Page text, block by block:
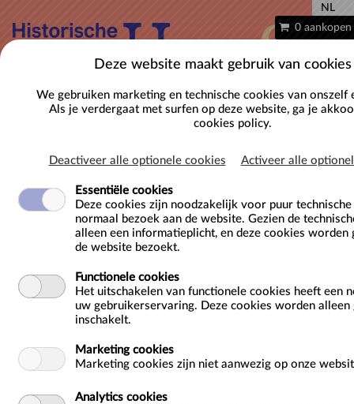
NL
0 aankopen
Bezoek het Gravensteen (incl. audiogids)
Gravensteen
Sint-Veerleplein 11
9000 Gent
Deze website maakt gebruik van cookies
We gebruiken marketing en technische cookies van onszelf
Als je verdergaat met surfen op deze website, ga je
cookies policy.
Deactiveer alle optionele cookies Activeer alle
Essentiële cookies
Deze cookies zijn noodzakelijk voor puur
normaal bezoek aan de website. Gezien de
alleen een informatieplicht, en deze cookies worden
de website bezoekt.
Functionele cookies
Het uitschakelen van functionele cookies heeft een
uw gebruikerservaring. Deze cookies worden alleen
inschakelt.
Marketing cookies
Marketing cookies zijn niet aanwezig op onze
Analytics cookies